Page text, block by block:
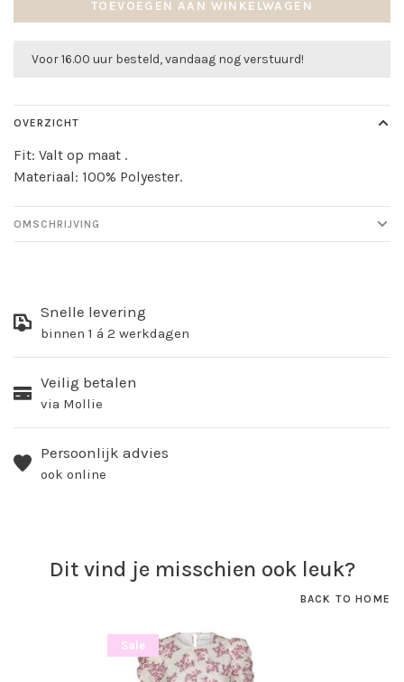
TOEVOEGEN AAN WINKELWAGEN
Voor 16.00 uur besteld, vandaag nog verstuurd!
OVERZICHT
Fit: Valt op maat .
Materiaal: 100% Polyester.
OMSCHRIJVING
Snelle levering
binnen 1 á 2 werkdagen
Veilig betalen
via Mollie
Persoonlijk advies
ook online
Dit vind je misschien ook leuk?
BACK TO HOME
Sale